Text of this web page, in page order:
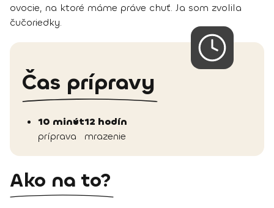
ovocie, na ktoré máme práve chuť. Ja som zvolila
čučoriedky.
Čas prípravy
10 minút
príprava
12 hodín
mrazenie
Ako na to?